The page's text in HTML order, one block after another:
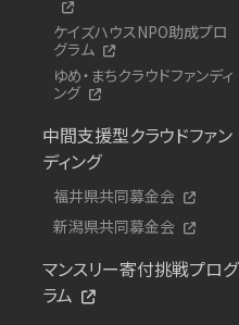
ケイズハウスNPO助成プロ
グラム
ゆめ・まちクラウドファンディ
ング
中間支援型クラウドファン
ディング
福井県共同募金会
新潟県共同募金会
マンスリー寄付挑戦プログ
ラム